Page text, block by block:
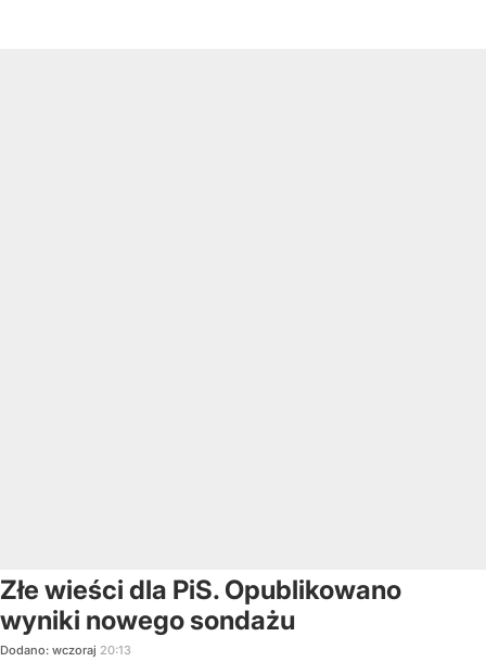
Złe wieści dla PiS. Opublikowano
wyniki nowego sondażu
Dodano: wczoraj 20:13